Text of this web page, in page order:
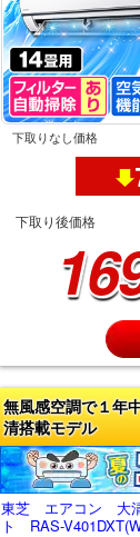
下取りなし価格
下取り後価格
無風感空調で１年
清搭載モデル
東芝 エアコン 大
ト RAS-